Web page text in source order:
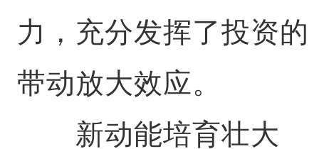
力，充分发挥了投资的
带动放大效应。
新动能培育壮大